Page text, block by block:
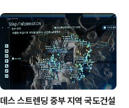
데스 스트렌딩 중부 지역 국도건설